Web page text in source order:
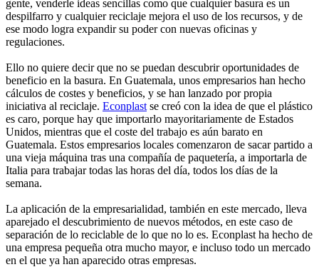
gente, venderle ideas sencillas como que cualquier basura es un
despilfarro y cualquier reciclaje mejora el uso de los recursos, y de
ese modo logra expandir su poder con nuevas oficinas y
regulaciones.
Ello no quiere decir que no se puedan descubrir oportunidades de
beneficio en la basura. En Guatemala, unos empresarios han hecho
cálculos de costes y beneficios, y se han lanzado por propia
iniciativa al reciclaje. Econplast se creó con la idea de que el plástico
es caro, porque hay que importarlo mayoritariamente de Estados
Unidos, mientras que el coste del trabajo es aún barato en
Guatemala. Estos empresarios locales comenzaron de sacar partido a
una vieja máquina tras una compañía de paquetería, a importarla de
Italia para trabajar todas las horas del día, todos los días de la
semana.
La aplicación de la empresarialidad, también en este mercado, lleva
aparejado el descubrimiento de nuevos métodos, en este caso de
separación de lo reciclable de lo que no lo es. Econplast ha hecho de
una empresa pequeña otra mucho mayor, e incluso todo un mercado
en el que ya han aparecido otras empresas.